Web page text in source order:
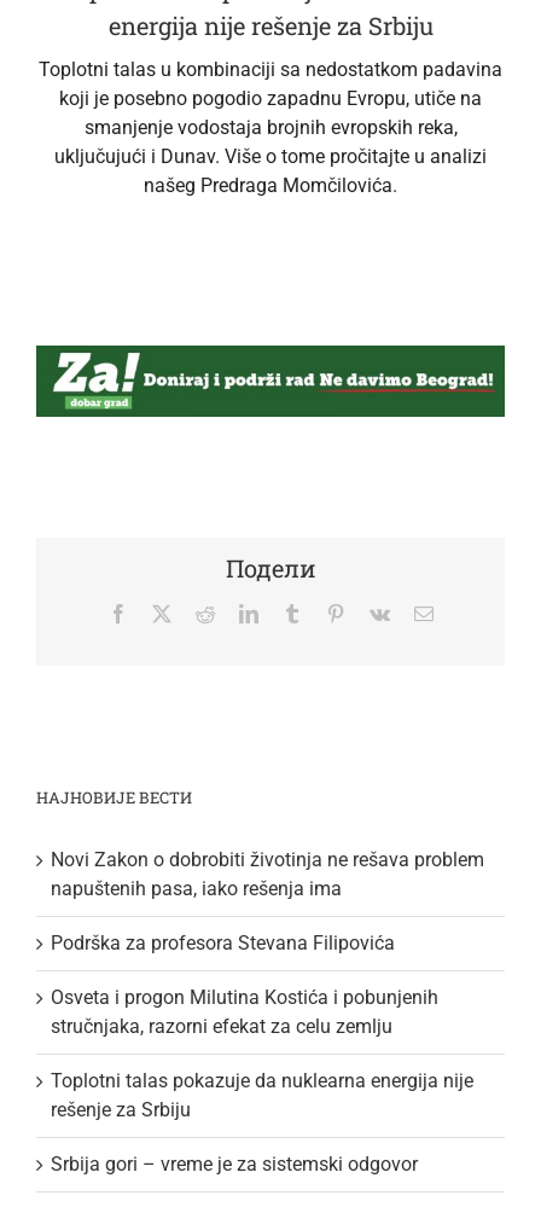
energija nije rešenje za Srbiju
Toplotni talas u kombinaciji sa nedostatkom padavina
koji je posebno pogodio zapadnu Evropu, utiče na
smanjenje vodostaja brojnih evropskih reka,
uključujući i Dunav. Više o tome pročitajte u analizi
našeg Predraga Momčilovića.
Подели
Facebook
TwitterRedditLinkedInTumblr Pinterest
Vk Email
НАЈНОВИЈЕ ВЕСТИ
Novi Zakon o dobrobiti životinja ne rešava problem
napuštenih pasa, iako rešenja ima
Podrška za profesora Stevana Filipovića
Osveta i progon Milutina Kostića i pobunjenih
stručnjaka, razorni efekat za celu zemlju
Toplotni talas pokazuje da nuklearna energija nije
rešenje za Srbiju
Srbija gori – vreme je za sistemski odgovor